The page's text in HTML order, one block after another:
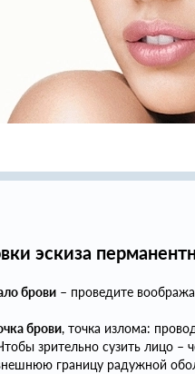
эскиза
брови – проведите
брови, точка излома:
зрительно сузить лицо
границу радужной